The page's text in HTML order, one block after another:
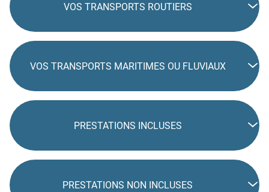
VOS TRANSPORTS ROUTIERS
VOS TRANSPORTS MARITIMES OU FLUVIAUX
PRESTATIONS INCLUSES
PRESTATIONS NON INCLUSES